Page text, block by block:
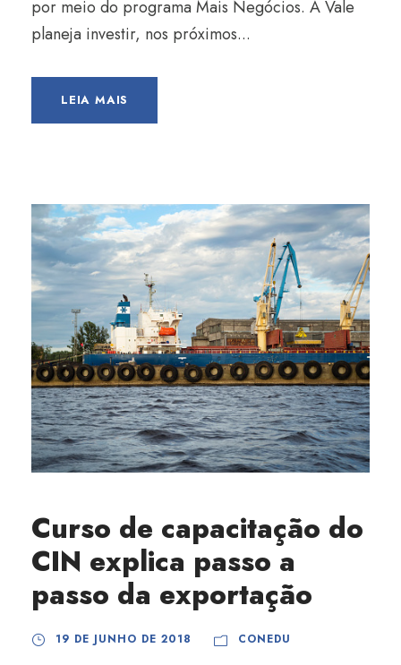
por meio do programa Mais Negócios. A Vale
planeja investir, nos próximos...
LEIA MAIS
Curso de capacitação do
CIN explica passo a
passo da exportação
19 DE JUNHO DE 2018 CONEDU